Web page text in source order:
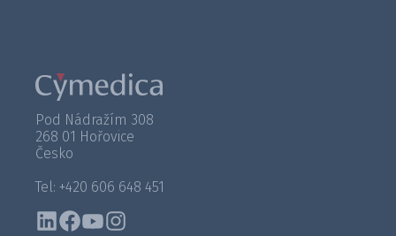
Pod Nádražím 308
268 01 Hořovice
Česko
Tel: +420 606 648 451